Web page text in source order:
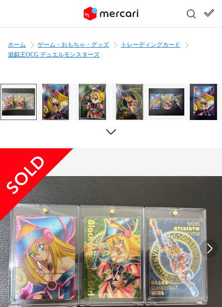
ホーム ゲーム・おもちゃ・グッズ
トレーディングカード
遊戯王OCG デュエルモンスターズ